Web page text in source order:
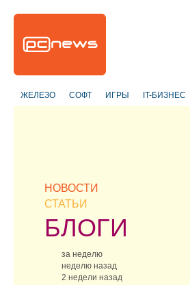
ЖЕЛЕЗО СОФТ ИГРЫ IT-БИЗНЕС
НОВОСТИ
СТАТЬИ
БЛОГИ
за неделю
неделю назад
2 недели назад